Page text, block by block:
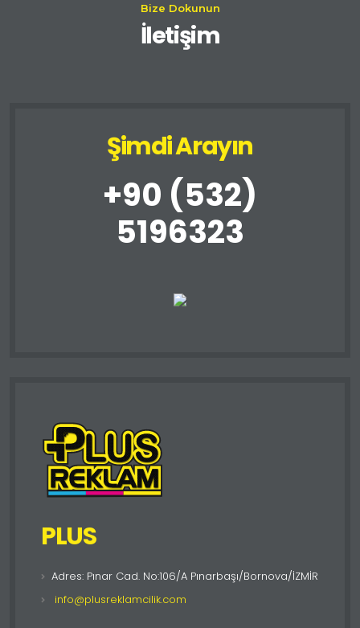
Bize Dokunun
İletişim
PLUS
Adres: Pınar Cad. No:106/A Pınarbaşı/Bornova/İZMİR
info@plusreklamcilik.com
Şimdi Arayın
+90 (532)
5196323